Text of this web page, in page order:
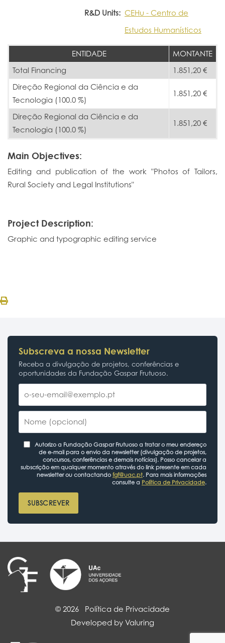
R&D Units: CEHu - Centro de
Estudos Humanísticos
ENTIDADE
MONTANTE
Total Financing
1.851,20 €
Direção Regional da Ciência e da
Tecnologia (100.0 %)
1.851,20 €
Direção Regional da Ciência e da
Tecnologia (100.0 %)
1.851,20 €
Main Objectives:
Editing and publication of the work "Photos of Tailors,
Rural Society and Legal Institutions"
Project Description:
Graphic and typographic editing service
Subscreva a nossa Newsletter
Receba a divulgação de projetos, conferências e
oportunidades da Fundação Gaspar Frutuoso.
Autorizo a Fundação Gaspar Frutuoso a tratar o meu endereço
de e-mail para o envio da newsletter (divulgação de projetos,
concursos, conferências e demais notícias). Posso cancelar a
subscrição em qualquer momento através do link presente em cada
newsletter ou contactando fgf@uac.pt. Para mais informações
consulte a Política de Privacidade.
SUBSCREVER
© 2026 Política de Privacidade
Developed by Valuring